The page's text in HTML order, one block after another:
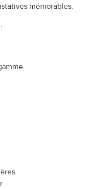
mémorables.